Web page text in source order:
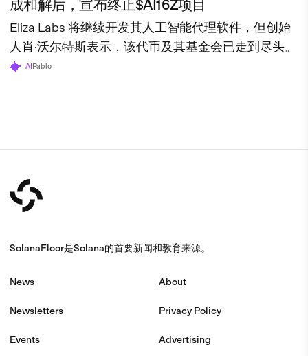
成和解后，宣布终止$AI16Z项目
Eliza Labs 将继续开发其人工智能代理软件，但创始
人肖·沃尔特斯表示，该代币及其基金会已走到尽头。
AI Pablo
SolanaFloor是Solana的首要新闻和教育来源。
News
Newsletters
Events
About
Privacy Policy
Advertising